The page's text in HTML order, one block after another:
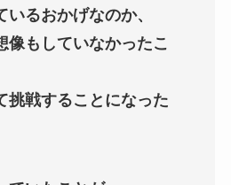
いるおかげなのか、
像もしていなかったこ
挑戦することになった